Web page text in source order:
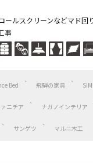
ールスクリーンなどマド回
事
Bed 飛騨の家具
ニチア ナガノインテリア
サンゲツ マルニ木工